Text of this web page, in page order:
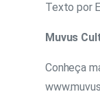
Texto por
Muvus
Conheça